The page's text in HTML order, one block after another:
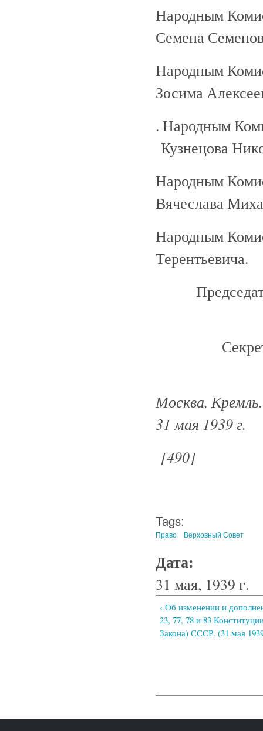
Народным
Семена
Народным
Зосима
. Народным
Кузнецова
Народным
Вячеслава
Народным
Терентьевича.
Москва, Кремль.
31 мая 1939 г.
[490]
Tags:
Право Верховный Совет
Дата:
31 мая, 1939 г.
‹ Об изменении и
23, 77, 78 и 83
Закона) СССР. (31 мая